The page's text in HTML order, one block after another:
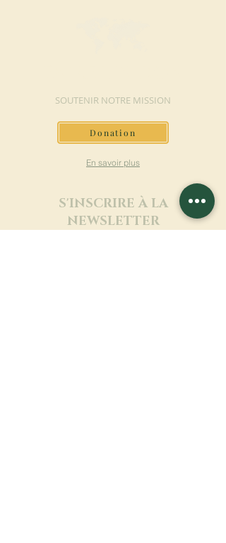
SOUTENIR NOTRE MISSION
Donation
En savoir plus
S'INSCRIRE À LA
NEWSLETTER